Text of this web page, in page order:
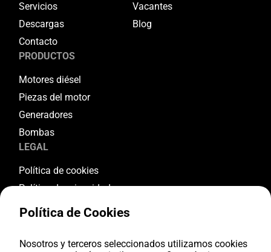
Servicios
Vacantes
Descargas
Blog
Contacto
PRODUCTOS
Motores diésel
Piezas del motor
Generadores
Bombas
LEGAL
Política de cookies
Política de privacidad
Términos y condiciones
Condiciones de devolución
Política de Cookies
Nosotros y terceros seleccionados utilizamos cookies